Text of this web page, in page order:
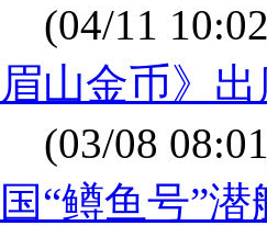
(04/11
眉山金币》
(03/08
国“鳟鱼号”潜